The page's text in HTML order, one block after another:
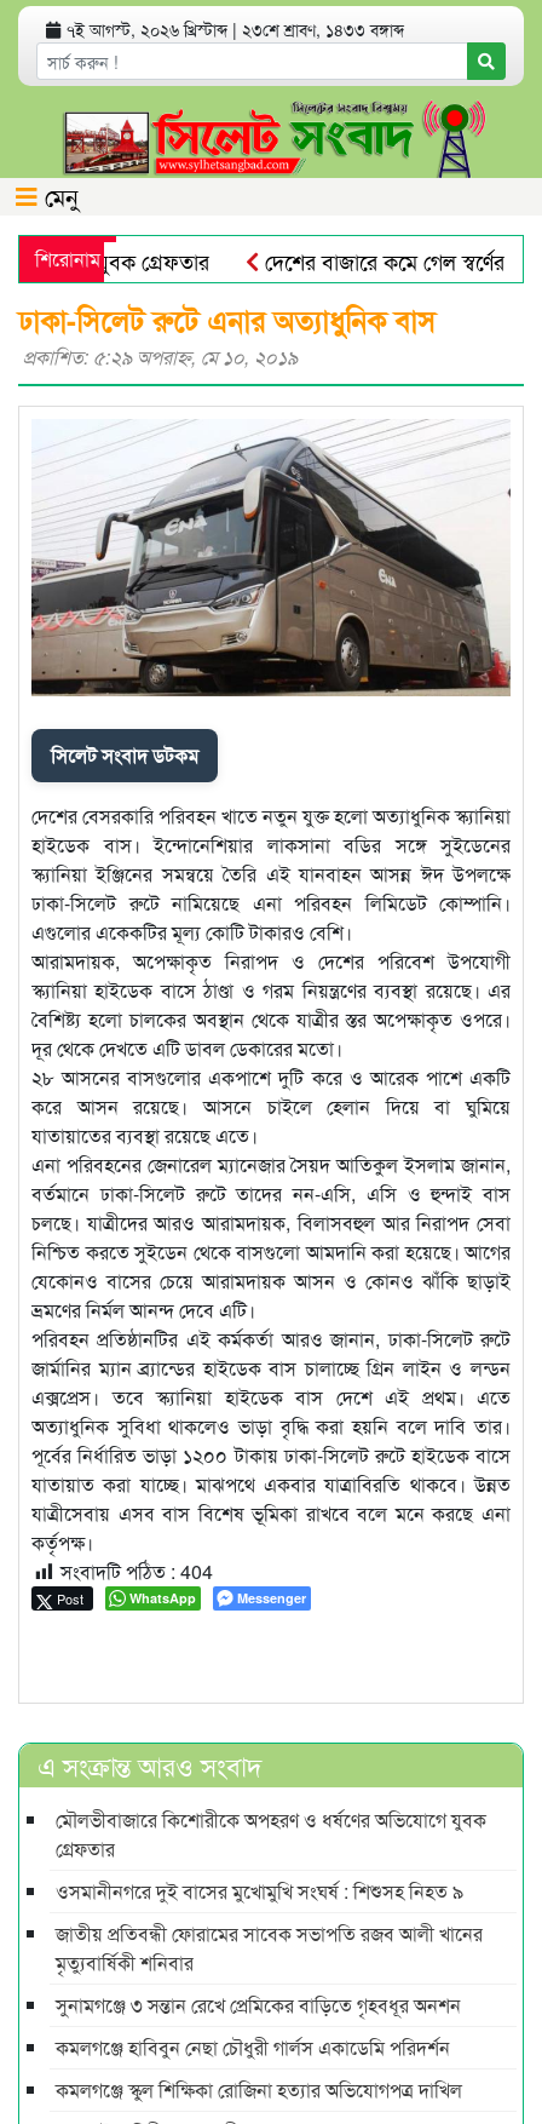
৭ই আগস্ট, ২০২৬ খ্রিস্টাব্দ | ২৩শে শ্রাবণ, ১৪৩৩ বঙ্গাব্দ
মেনু
শিরোনামযুবক গ্রেফতার
দেশের বাজারে কমে গেল স্বর্ণের দাম
প্রভাষক পরিচয়ে খাতা মূল্যায়ন, আসলে কলেজের অফিস সহকারী!
ঢাকা-সিলেট রুটে এনার অত্যাধুনিক বাস
প্রকাশিত: ৫:২৯ অপরাহ্ণ, মে ১০, ২০১৯
সিলেট সংবাদ ডটকম
দেশের বেসরকারি পরিবহন খাতে নতুন যুক্ত হলো অত্যাধুনিক স্ক্যানিয়া
হাইডেক বাস। ইন্দোনেশিয়ার লাকসানা বডির সঙ্গে সুইডেনের
স্ক্যানিয়া ইঞ্জিনের সমন্বয়ে তৈরি এই যানবাহন আসন্ন ঈদ উপলক্ষে
ঢাকা-সিলেট রুটে নামিয়েছে এনা পরিবহন লিমিডেট কোম্পানি।
এগুলোর একেকটির মূল্য কোটি টাকারও বেশি।
আরামদায়ক, অপেক্ষাকৃত নিরাপদ ও দেশের পরিবেশ উপযোগী
স্ক্যানিয়া হাইডেক বাসে ঠাণ্ডা ও গরম নিয়ন্ত্রণের ব্যবস্থা রয়েছে। এর
বৈশিষ্ট্য হলো চালকের অবস্থান থেকে যাত্রীর স্তর অপেক্ষাকৃত ওপরে।
দূর থেকে দেখতে এটি ডাবল ডেকারের মতো।
২৮ আসনের বাসগুলোর একপাশে দুটি করে ও আরেক পাশে একটি
করে আসন রয়েছে। আসনে চাইলে হেলান দিয়ে বা ঘুমিয়ে
যাতায়াতের ব্যবস্থা রয়েছে এতে।
এনা পরিবহনের জেনারেল ম্যানেজার সৈয়দ আতিকুল ইসলাম জানান,
বর্তমানে ঢাকা-সিলেট রুটে তাদের নন-এসি, এসি ও হুন্দাই বাস
চলছে‌। যাত্রীদের আরও আরামদায়ক, বিলাসবহুল আর নিরাপদ সেবা
নিশ্চিত করতে সুইডেন থেকে বাসগুলো আমদানি করা হয়েছে। আগের
যেকোনও বাসের চেয়ে আরামদায়ক আসন ও কোনও ঝাঁকি ছাড়াই
ভ্রমণের নির্মল আনন্দ দেবে এটি।
পরিবহন প্রতিষ্ঠানটির এই কর্মকর্তা আরও জানান, ঢাকা-সিলেট রুটে
জার্মানির ম্যান ব্র্যান্ডের হাইডেক বাস চালাচ্ছে গ্রিন লাইন ও লন্ডন
এক্সপ্রেস। তবে স্ক্যানিয়া হাইডেক বাস দেশে এই প্রথম। এতে
অত্যাধুনিক সুবিধা থাকলেও ভাড়া বৃদ্ধি করা হয়নি বলে দাবি তার।
পূর্বের নির্ধারিত ভাড়া ১২০০ টাকায় ঢাকা-সিলেট রুটে হাইডেক বাসে
যাতায়াত করা যাচ্ছে। মাঝপথে একবার যাত্রাবিরতি থাকবে। উন্নত
যাত্রীসেবায় এসব বাস বিশেষ ভূমিকা রাখবে বলে মনে করছে এনা
কর্তৃপক্ষ।
সংবাদটি পঠিত : 404
Post WhatsApp Messenger
এ সংক্রান্ত আরও সংবাদ
মৌলভীবাজারে কিশোরীকে অপহরণ ও ধর্ষণের অভিযোগে যুবক
গ্রেফতার
ওসমানীনগরে দুই বাসের মুখোমুখি সংঘর্ষ : শিশুসহ নিহত ৯
জাতীয় প্রতিবন্ধী ফোরামের সাবেক সভাপতি রজব আলী খানের
মৃত্যুবার্ষিকী শনিবার
সুনামগঞ্জে ৩ সন্তান রেখে প্রেমিকের বাড়িতে গৃহবধূর অনশন
কমলগঞ্জে হাবিবুন নেছা চৌধুরী গার্লস একাডেমি পরিদর্শন
কমলগঞ্জে স্কুল শিক্ষিকা রোজিনা হত্যার অভিযোগপত্র দাখিল